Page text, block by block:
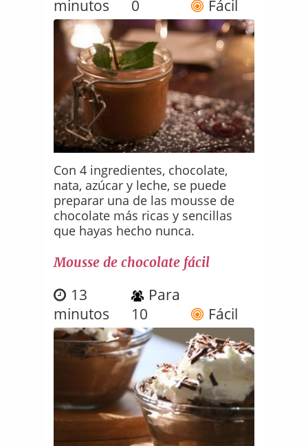
minutos
0
Fácil
Con 4 ingredientes, chocolate,
nata, azúcar y leche, se puede
preparar una de las mousse de
chocolate más ricas y sencillas
que hayas hecho nunca.
Mousse de chocolate fácil
13
minutos
Para
10
Fácil